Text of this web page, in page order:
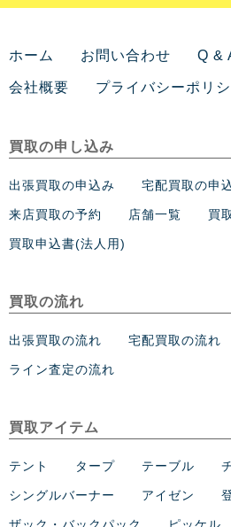
ホーム お問い合わせ Q &
会社概要 プライバシーポリ
買取の申し込み
出張買取の申込み 宅配買取の申
来店買取の予約 店舗一覧 買
買取申込書(法人用)
買取の流れ
出張買取の流れ 宅配買取の流れ
ライン査定の流れ
買取アイテム
テント タープ テーブル
シングルバーナー アイゼン